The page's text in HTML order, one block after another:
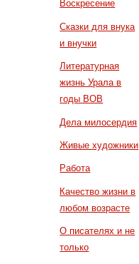
Воскресение
Сказки для внука
и внучки
Литературная
жизнь Урала в
годы ВОВ
Дела милосердия
Живые художники
Работа
Качество жизни в
любом возрасте
О писателях и не
только